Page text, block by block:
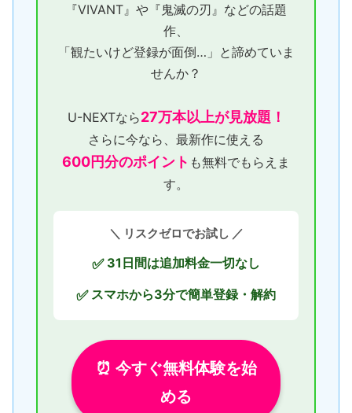
『VIVANT』や『鬼滅の刃』などの話題
作、
「観たいけど登録が面倒…」と諦めていま
せんか？
U-NEXTなら27万本以上が見放題！
さらに今なら、最新作に使える
600円分のポイント も無料でもらえま
す。
＼ リスクゼロでお試し ／
✅31日間は追加料金一切なし
✅スマホから3分で簡単登録・解約
⏰ 今すぐ無料体験を始
める